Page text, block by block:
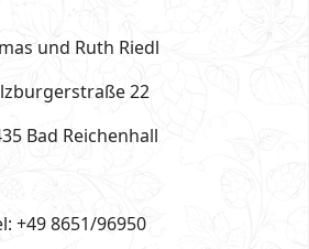
und Ruth Riedl
22
Bad Reichenhall
+49 8651/96950